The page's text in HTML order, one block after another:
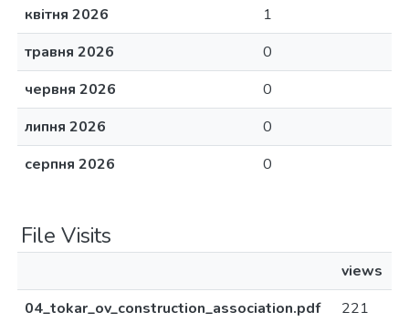
квітня 2026
1
травня 2026
0
червня 2026
0
липня 2026
0
серпня 2026
0
File Visits
views
04_tokar_ov_construction_association.pdf
221